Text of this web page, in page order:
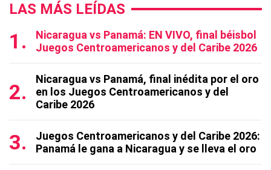
LAS MÁS LEÍDAS
Nicaragua vs Panamá: EN VIVO, final béisbol
Juegos Centroamericanos y del Caribe 2026
Nicaragua vs Panamá, final inédita por el oro
en los Juegos Centroamericanos y del
Caribe 2026
Juegos Centroamericanos y del Caribe 2026:
Panamá le gana a Nicaragua y se lleva el oro